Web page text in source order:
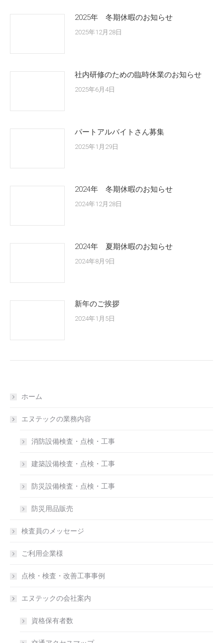
2025年 冬期休暇のお知らせ
2025年12月28日
社内研修のための臨時休業のお知らせ
2025年6月4日
パートアルバイトさん募集
2025年1月29日
2024年 冬期休暇のお知らせ
2024年12月28日
2024年 夏期休暇のお知らせ
2024年8月9日
新年のご挨拶
2024年1月5日
ホーム
エヌテックの業務内容
消防設備検査・点検・工事
建築設備検査・点検・工事
防災設備検査・点検・工事
防災用品販売
検査員のメッセージ
ご利用企業様
点検・検査・改善工事事例
エヌテックの会社案内
資格保有者数